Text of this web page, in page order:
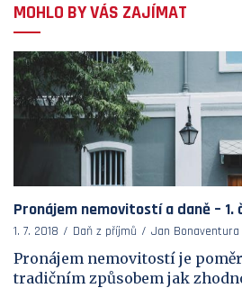
MOHLO BY VÁS ZAJÍMAT
Pronájem nemovitostí a daně – 1.
1. 7. 2018 Daň z příjmů Jan Bonaventura
Pronájem nemovitostí je
tradičním způsobem jak